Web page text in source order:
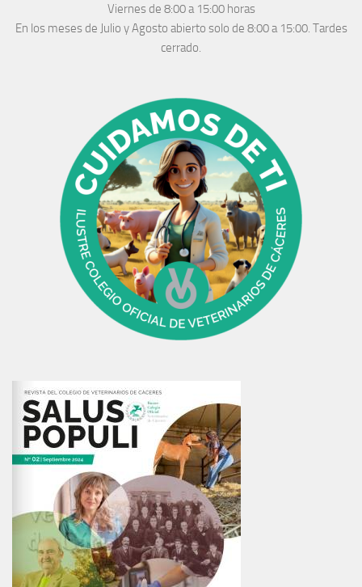
Viernes de 8:00 a 15:00 horas
En los meses de Julio y Agosto abierto solo de 8:00 a 15:00. Tardes
cerrado.